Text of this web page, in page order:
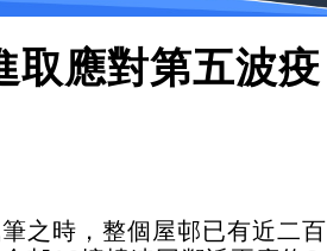
取應對第五波疫
之時，整個屋邨已有近二百